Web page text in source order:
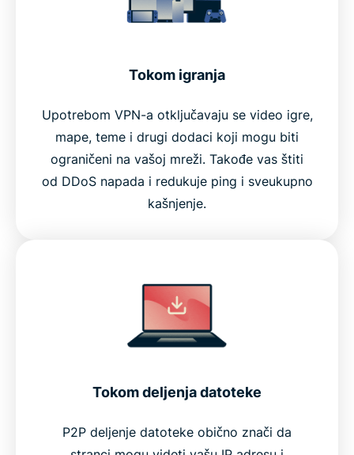
Tokom igranja
Upotrebom VPN-a otključavaju se video igre,
mape, teme i drugi dodaci koji mogu biti
ograničeni na vašoj mreži. Takođe vas štiti
od DDoS napada i redukuje ping i sveukupno
kašnjenje.
Tokom deljenja datoteke
P2P deljenje datoteke obično znači da